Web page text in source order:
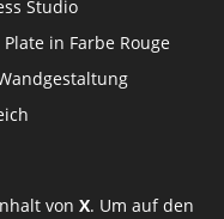
Studio
in Farbe Rouge
vonX. Um auf den